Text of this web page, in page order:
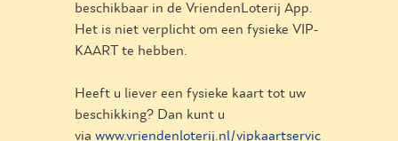
beschikbaar in de VriendenLoterij App.
Het is niet verplicht om een fysieke VIP-
KAART te hebben.
Heeft u liever een fysieke kaart tot uw
beschikking? Dan kunt u
via www.vriendenloterij.nl/vipkaartservic